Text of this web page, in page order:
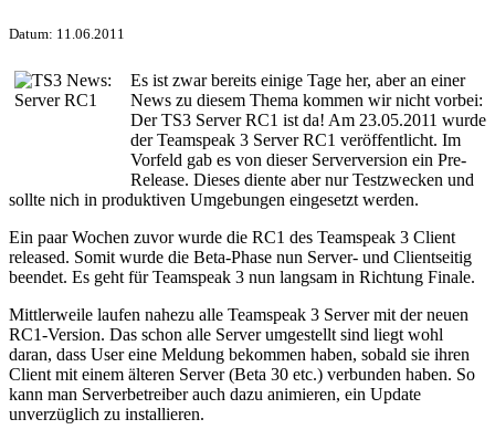
Datum: 11.06.2011
Es ist zwar bereits einige Tage her, aber an einer
News zu diesem Thema kommen wir nicht vorbei:
Der TS3 Server RC1 ist da! Am 23.05.2011 wurde
der Teamspeak 3 Server RC1 veröffentlicht. Im
Vorfeld gab es von dieser Serverversion ein Pre-
Release. Dieses diente aber nur Testzwecken und
sollte nich in produktiven Umgebungen eingesetzt werden.
Ein paar Wochen zuvor wurde die RC1 des Teamspeak 3 Client
released. Somit wurde die Beta-Phase nun Server- und Clientseitig
beendet. Es geht für Teamspeak 3 nun langsam in Richtung Finale.
Mittlerweile laufen nahezu alle Teamspeak 3 Server mit der neuen
RC1-Version. Das schon alle Server umgestellt sind liegt wohl
daran, dass User eine Meldung bekommen haben, sobald sie ihren
Client mit einem älteren Server (Beta 30 etc.) verbunden haben. So
kann man Serverbetreiber auch dazu animieren, ein Update
unverzüglich zu installieren.